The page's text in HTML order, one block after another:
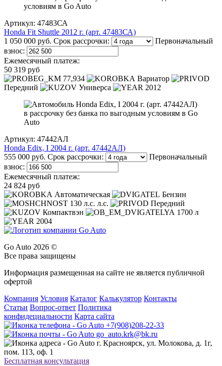
Артикул: 47483СА
Honda Fit Shuttle 2012 г. (арт. 47483СА)
1 050 000 руб. Срок рассрочки:
Первоначальный
взнос:
Ежемесячный платеж:
50 319 руб
77,934
Вариатор
Передний
Универса 2012
Артикул: 47442АЛ
Honda Edix, I 2004 г. (арт. 47442АЛ)
555 000 руб. Срок рассрочки:
Первоначальный
взнос:
Ежемесячный платеж:
24 824 руб
Автоматическая
Бензин
130 л.с. л.с.
Передний
Компактвэн
1700 л
2004
Go Auto 2026 ©
Все права защищены
Информация размещенная на сайте не является публичной
офертой
Компания Условия Каталог Калькулятор Контакты
Статьи Вопрос-ответ Политика
конфидециальности Карта сайта
+7(908)208-22-33
go_auto.krk@bk.ru
г. Красноярск, ул. Молокова, д. 1г,
пом. 113, оф. 1
Бесплатная консультация